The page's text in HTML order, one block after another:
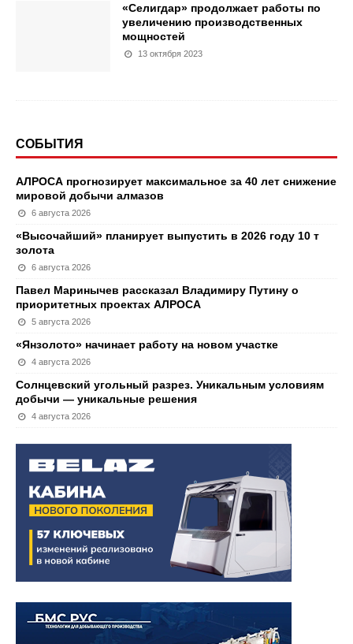
«Селигдар» продолжает работы по
увеличению производственных
мощностей
13 октября 2023
СОБЫТИЯ
АЛРОСА прогнозирует максимальное за 40 лет снижение
мировой добычи алмазов
6 августа 2026
«Высочайший» планирует выпустить в 2026 году 10 т
золота
6 августа 2026
Павел Маринычев рассказал Владимиру Путину о
приоритетных проектах АЛРОСА
5 августа 2026
«Янзолото» начинает работу на новом участке
4 августа 2026
Солнцевский угольный разрез. Уникальным условиям
добычи — уникальные решения
4 августа 2026